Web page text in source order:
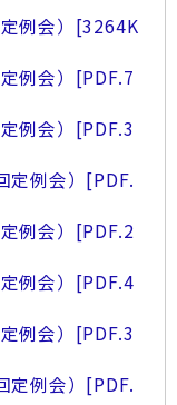
例会） [3264K
例会） [PDF.7
例会） [PDF.3
例会） [PDF.
例会） [PDF.2
例会） [PDF.4
例会） [PDF.3
例会） [PDF.